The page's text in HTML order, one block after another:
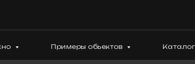
Примеры обьектов Каталог